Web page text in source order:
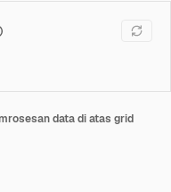
data di atas grid